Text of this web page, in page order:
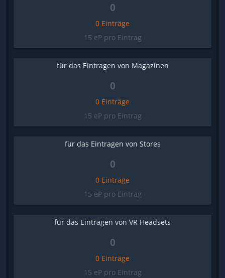
0
0 Einträge
15 eP pro Eintrag
für das Eintragen von Magazinen
0
0 Einträge
15 eP pro Eintrag
für das Eintragen von Stores
0
0 Einträge
15 eP pro Eintrag
für das Eintragen von VR Headsets
0
0 Einträge
15 eP pro Eintrag